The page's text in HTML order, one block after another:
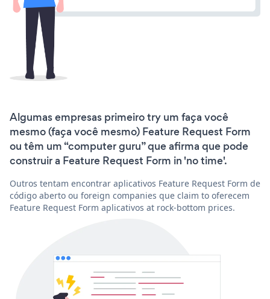
Algumas empresas primeiro try um faça você
mesmo (faça você mesmo) Feature Request Form
ou têm um “computer guru” que afirma que pode
construir a Feature Request Form in 'no time'.
Outros tentam encontrar aplicativos Feature Request Form de
código aberto ou foreign companies que claim to oferecem
Feature Request Form aplicativos at rock-bottom prices.